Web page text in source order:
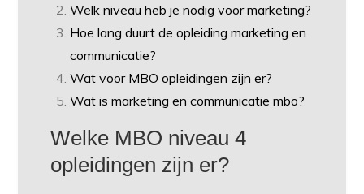
Welk niveau heb je nodig voor marketing?
Hoe lang duurt de opleiding marketing en
communicatie?
Wat voor MBO opleidingen zijn er?
Wat is marketing en communicatie mbo?
Welke MBO niveau 4
opleidingen zijn er?